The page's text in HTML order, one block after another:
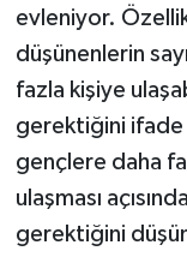
evleniyor.
düşünenlerin
fazla kişiye
gerektiğini ifade
gençlere daha
ulaşması
gerektiğini